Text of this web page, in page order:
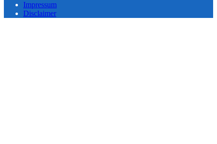
Impressum
Disclaimer